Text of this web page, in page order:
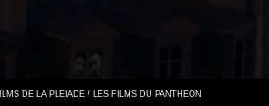
DE LA PLEIADE / LES FILMS DU PANTHEON